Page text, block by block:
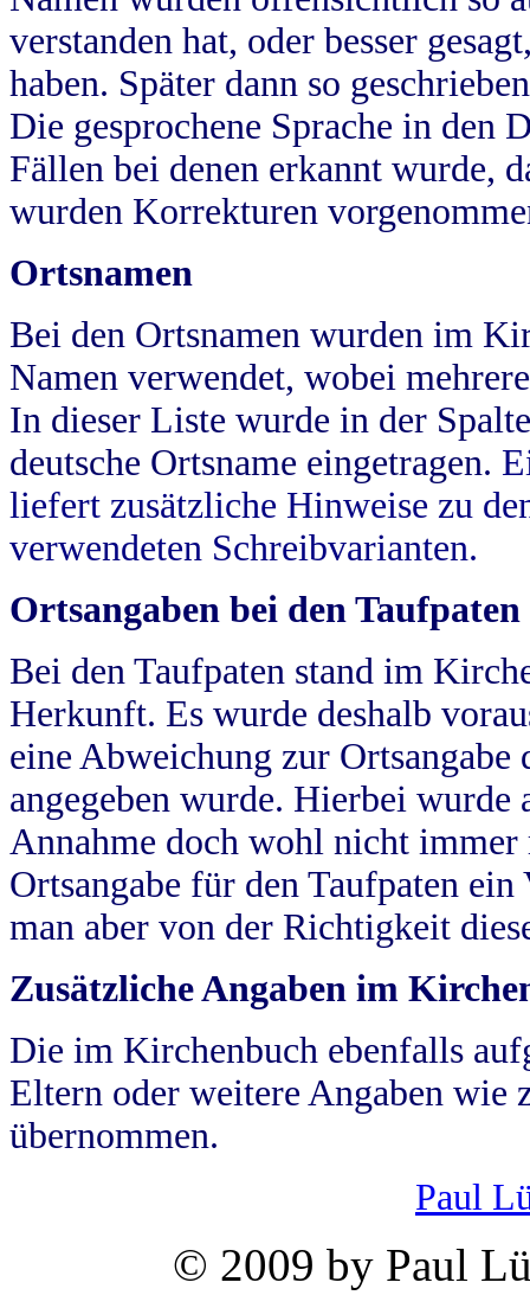
verstanden hat, oder besser
haben. Später dann so
Die gesprochene Sprache in
Fällen bei denen erkannt wurde,
wurden Korrekturen
Ortsnamen
Bei den Ortsnamen wurden im
Namen verwendet, wobei
In dieser Liste wurde in der
deutsche Ortsname eingetragen.
liefert zusätzliche Hinweise zu
verwendeten Schreibvarianten.
Ortsangaben bei den Taufpaten
Bei den Taufpaten stand im
Herkunft. Es wurde deshalb
eine Abweichung zur
angegeben wurde. Hierbei wurde
Annahme doch wohl nicht
Ortsangabe für den Taufpaten
man aber von der Richtigkeit
Zusätzliche Angaben im
Die im Kirchenbuch ebenfalls
Eltern oder weitere Angaben wie
übernommen.
Paul
© 2009 by Paul